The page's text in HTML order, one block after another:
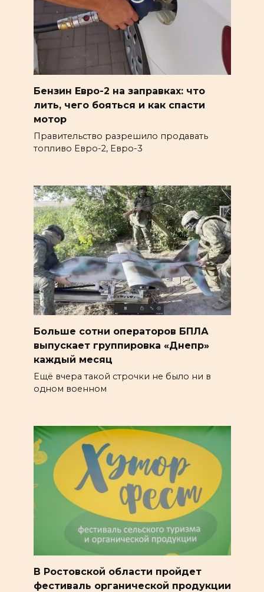
Бензин Евро-2 на заправках: что
лить, чего бояться и как спасти
мотор
Правительство разрешило продавать
топливо Евро-2, Евро-3
Больше сотни операторов БПЛА
выпускает группировка «Днепр»
каждый месяц
Ещё вчера такой строчки не было ни в
одном военном
В Ростовской области пройдет
фестиваль органической продукции